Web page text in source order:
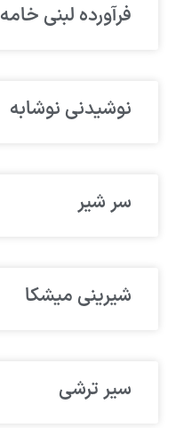
فرآورده لبنی خامه
نوشیدنی نوشابه
سر شیر
شیرینی میشکا
سیر ترشی